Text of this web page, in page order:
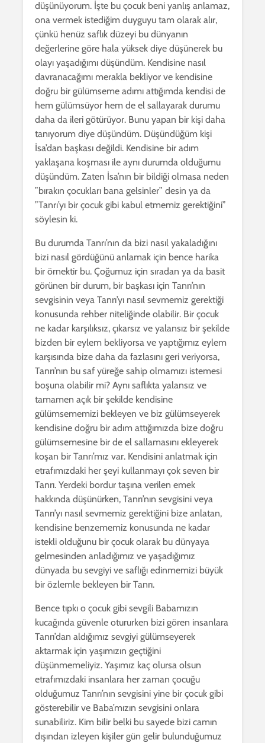
düşünüyorum. İşte bu çocuk beni yanlış anlamaz,
ona vermek istediğim duyguyu tam olarak alır,
çünkü henüz saflık düzeyi bu dünyanın
değerlerine göre hala yüksek diye düşünerek bu
olayı yaşadığımı düşündüm. Kendisine nasıl
davranacağımı merakla bekliyor ve kendisine
doğru bir gülümseme adımı attığımda kendisi de
hem gülümsüyor hem de el sallayarak durumu
daha da ileri götürüyor. Bunu yapan bir kişi daha
tanıyorum diye düşündüm. Düşündüğüm kişi
İsa’dan başkası değildi. Kendisine bir adım
yaklaşana koşması ile aynı durumda olduğumu
düşündüm. Zaten İsa’nın bir bildiği olmasa neden
”bırakın çocukları bana gelsinler” desin ya da
”Tanrı’yı bir çocuk gibi kabul etmemiz gerektiğini”
söylesin ki.
Bu durumda Tanrı’nın da bizi nasıl yakaladığını
bizi nasıl gördüğünü anlamak için bence harika
bir örnektir bu. Çoğumuz için sıradan ya da basit
görünen bir durum, bir başkası için Tanrı’nın
sevgisinin veya Tanrı’yı nasıl sevmemiz gerektiği
konusunda rehber niteliğinde olabilir. Bir çocuk
ne kadar karşılıksız, çıkarsız ve yalansız bir şekilde
bizden bir eylem bekliyorsa ve yaptığımız eylem
karşısında bize daha da fazlasını geri veriyorsa,
Tanrı’nın bu saf yüreğe sahip olmamızı istemesi
boşuna olabilir mi? Aynı saflıkta yalansız ve
tamamen açık bir şekilde kendisine
gülümsememizi bekleyen ve biz gülümseyerek
kendisine doğru bir adım attığımızda bize doğru
gülümsemesine bir de el sallamasını ekleyerek
koşan bir Tanrı’mız var. Kendisini anlatmak için
etrafımızdaki her şeyi kullanmayı çok seven bir
Tanrı. Yerdeki bordur taşına verilen emek
hakkında düşünürken, Tanrı’nın sevgisini veya
Tanrı’yı nasıl sevmemiz gerektiğini bize anlatan,
kendisine benzememiz konusunda ne kadar
istekli olduğunu bir çocuk olarak bu dünyaya
gelmesinden anladığımız ve yaşadığımız
dünyada bu sevgiyi ve saflığı edinmemizi büyük
bir özlemle bekleyen bir Tanrı.
Bence tıpkı o çocuk gibi sevgili Babamızın
kucağında güvenle otururken bizi gören insanlara
Tanrı’dan aldığımız sevgiyi gülümseyerek
aktarmak için yaşımızın geçtiğini
düşünmemeliyiz. Yaşımız kaç olursa olsun
etrafımızdaki insanlara her zaman çocuğu
olduğumuz Tanrı’nın sevgisini yine bir çocuk gibi
gösterebilir ve Baba’mızın sevgisini onlara
sunabiliriz. Kim bilir belki bu sayede bizi camın
dışından izleyen kişiler gün gelir bulunduğumuz